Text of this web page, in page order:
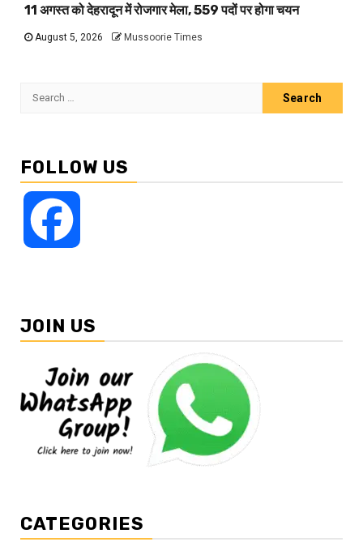
11 अगस्त को देहरादून में रोजगार मेला, 559 पदों पर होगा चयन
August 5, 2026 Mussoorie Times
Search
FOLLOW US
JOIN US
CATEGORIES